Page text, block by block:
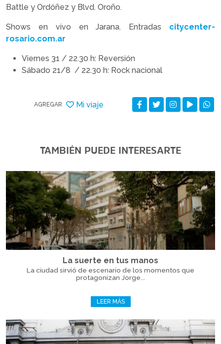
Battle y Ordóñez y Blvd. Oroño.
Shows en vivo en Jarana. Entradas citycenter-
rosario.com.ar
Viernes 31 / 22.30 h: Reversión
Sábado 21/8 / 22.30 h: Rock nacional
AGREGAR Mi viaje
TAMBIÉN PUEDE INTERESARTE
La suerte en tus manos
La ciudad sirvió de escenario de los momentos que
protagonizan Jorge...
LEER MÁS